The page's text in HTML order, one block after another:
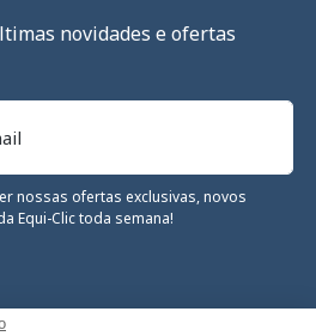
novidades e ofertas
nossas ofertas exclusivas, novos
Equi-Clic toda semana!